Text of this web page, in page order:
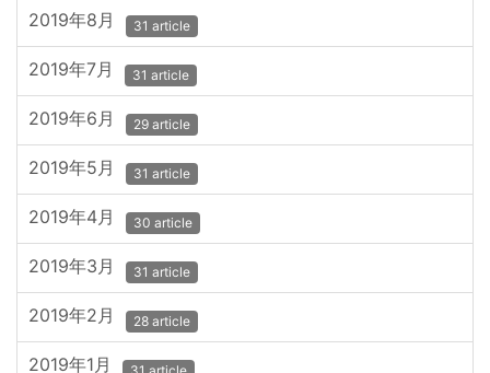
2019年8月 31 article
2019年7月 31 article
2019年6月 29 article
2019年5月 31 article
2019年4月 30 article
2019年3月 31 article
2019年2月 28 article
2019年1月